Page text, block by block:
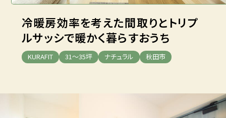
冷暖房効率を考えた間取りとトリプ
ルサッシで暖かく暮らすおうち
KURAFIT 31～35坪 ナチュラル 秋田市